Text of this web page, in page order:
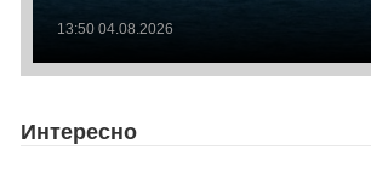
13:50 04.08.2026
Интересно